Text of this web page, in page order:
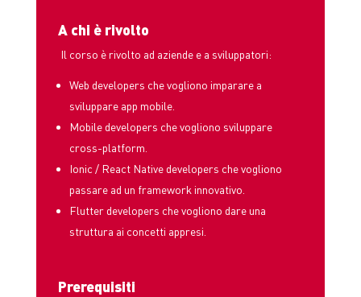
A chi è rivolto
Il corso è rivolto ad aziende e a sviluppatori:
Web developers che vogliono imparare a
sviluppare app mobile.
Mobile developers che vogliono sviluppare
cross-platform.
Ionic / React Native developers che vogliono
passare ad un framework innovativo.
Flutter developers che vogliono dare una
struttura ai concetti appresi.
Prerequisiti